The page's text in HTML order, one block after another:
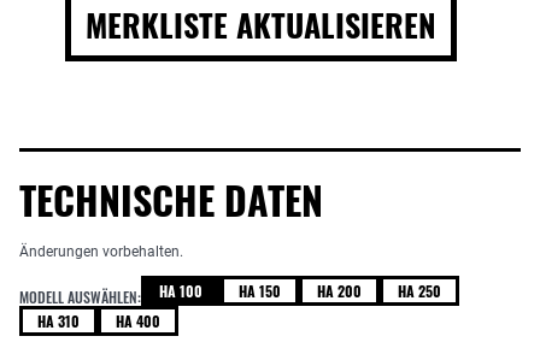
MERKLISTE AKTUALISIEREN
TECHNISCHE DATEN
Änderungen vorbehalten.
MODELL AUSWÄHLEN: HA 100 HA 150 HA 200
HA 250
HA 310
HA 400